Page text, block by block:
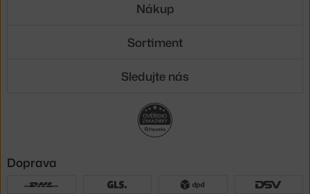
Nákup
Sortiment
Sledujte nás
Doprava